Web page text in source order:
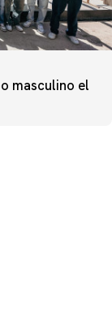
masculino el
7/8/2026